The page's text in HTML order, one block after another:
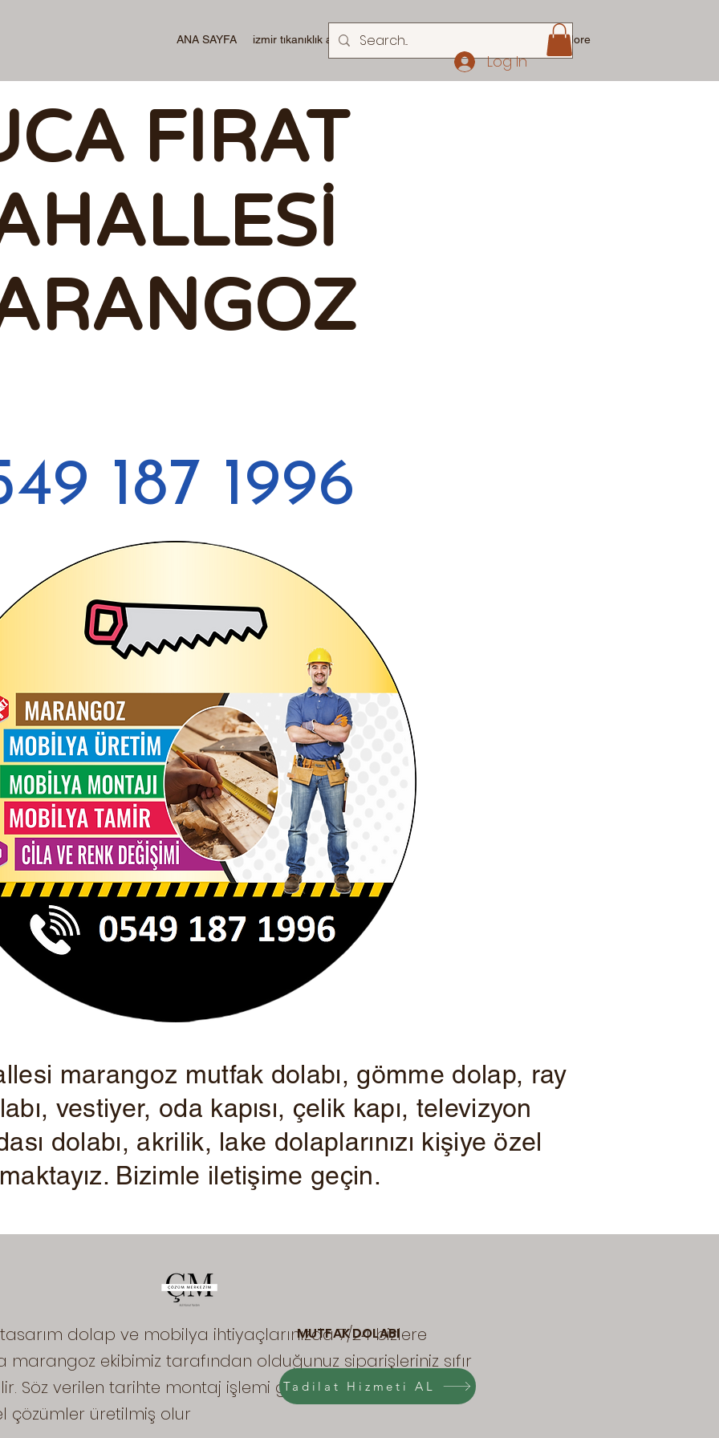
ANA SAYFA izmir tıkanıklık açma izmir su kaçak More
Log In
FIRAT
187 1996
marangoz mutfak dolabı, gömme dolap, ray
vestiyer, oda kapısı, çelik kapı, televizyon
dolabı, akrilik, lake dolaplarınızı kişiye özel
Bizimle iletişime geçin.
dolap ve mobilya ihtiyaçlarınızda 7/24 bizlere
marangoz ekibimiz tarafından olduğunuz siparişleriniz sıfır
Söz verilen tarihte montaj işlemi gerçekleştirilerek
çözümler üretilmiş olur
MUTFAK DOLABI
Tadilat Hizmeti AL